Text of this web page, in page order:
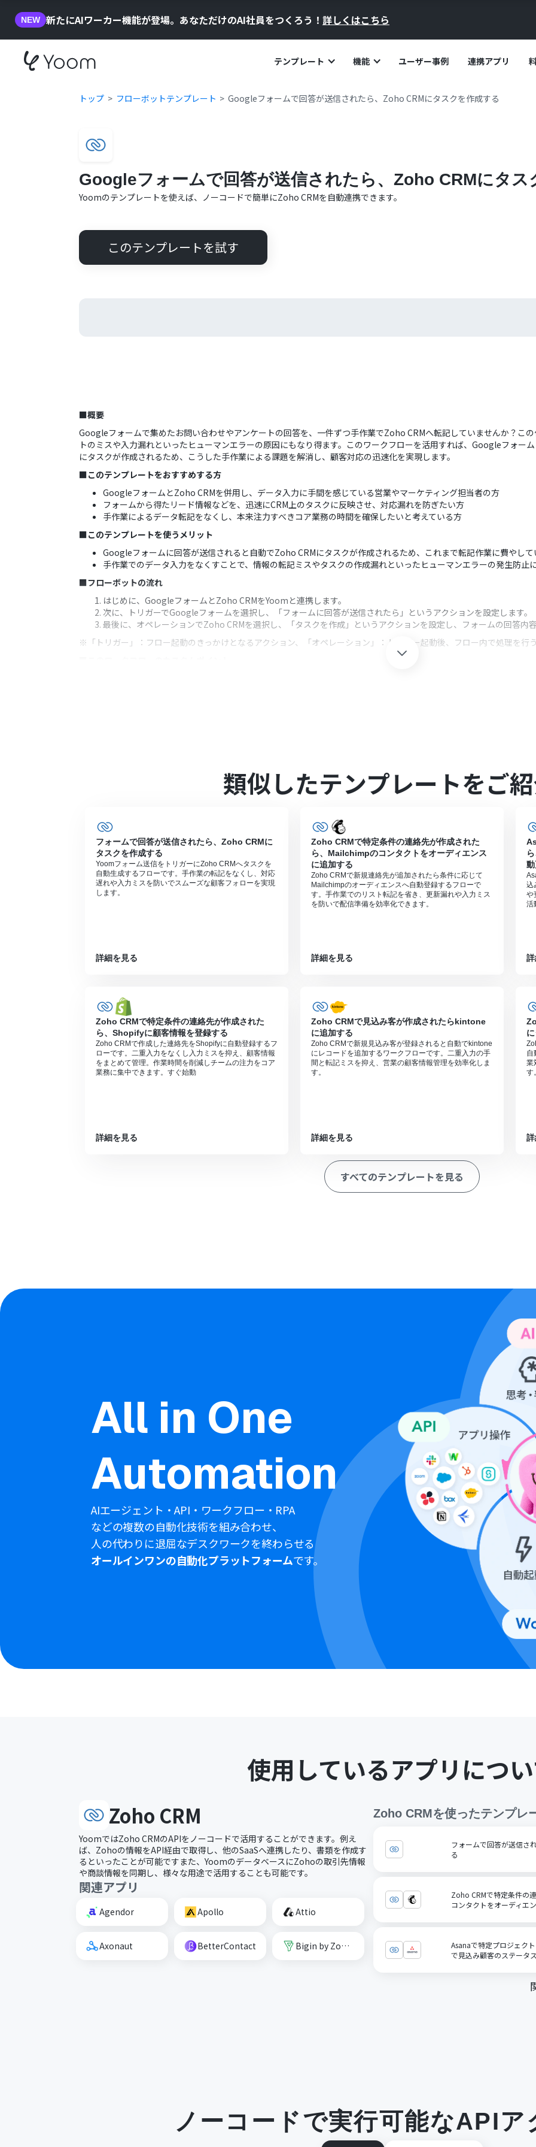
NEW 新たにAIワーカー機能が登場。あなただけのAI社員をつくろう！ 詳しくはこちら
テンプレート 機能 ユーザー事例 連携アプリ
トップ フローボットテンプレート Googleフォームで回答が送信されたら、Zoho CRMにタスクを作成する
Googleフォームで回答が送信されたら、Zoho CRMにタス
Yoomのテンプレートを使えば、ノーコードで簡単にZoho CRMを自動連携できます。
このテンプレートを試す
■概要
Googleフォームで集めたお問い合わせやアンケートの回答を、一件ずつ手作業でZoho CRMへ転記していませんか？こ
トのミスや入力漏れといったヒューマンエラーの原因にもなり得ます。このワークフローを活用すれば、Googleフォー
にタスクが作成されるため、こうした手作業による課題を解消し、顧客対応の迅速化を実現します。
■このテンプレートをおすすめする方
GoogleフォームとZoho CRMを併用し、データ入力に手間を感じている営業やマーケティング担当者の方
フォームから得たリード情報などを、迅速にCRM上のタスクに反映させ、対応漏れを防ぎたい方
手作業によるデータ転記をなくし、本来注力すべきコア業務の時間を確保したいと考えている方
■このテンプレートを使うメリット
Googleフォームに回答が送信されると自動でZoho CRMにタスクが作成されるため、これまで転記作業に費やし
手作業でのデータ入力をなくすことで、情報の転記ミスやタスクの作成漏れといったヒューマンエラーの発生防止
■フローボットの流れ
はじめに、GoogleフォームとZoho CRMをYoomと連携します。
次に、トリガーでGoogleフォームを選択し、「フォームに回答が送信されたら」というアクションを設定します。
最後に、オペレーションでZoho CRMを選択し、「タスクを作成」というアクションを設定し、フォームの回答内
※「トリガー」：フロー起動のきっかけとなるアクション、「オペレーション」：トリガー起動後、フロー内で処理を行
類似したテンプレートをご
フォームで回答が送信されたら、Zoho CRMに
タスクを作成する
Yoomフォーム送信をトリガーにZoho CRMへタスクを
自動生成するフローです。手作業の転記をなくし、対応
遅れや入力ミスを防いでスムーズな顧客フォローを実現
します。
詳細を見る
Zoho CRMで特定条件の連絡先が作成された
ら、Mailchimpのコンタクトをオーディエンス
に追加する
Zoho CRMで新規連絡先が追加されたら条件に応じて
Mailchimpのオーディエンスへ自動登録するフローで
す。手作業でのリスト転記を省き、更新漏れや入力ミス
を防いで配信準備を効率化できます。
詳細を見る
込
や
活
Zoho CRMで特定条件の連絡先が作成された
ら、Shopifyに顧客情報を登録する
Zoho CRMで作成した連絡先をShopifyに自動登録するフ
ローです。二重入力をなくし入力ミスを抑え、顧客情報
をまとめて管理。作業時間を削減しチームの注力をコア
業務に集中できます。すぐ始動
詳細を見る
Zoho CRMで見込み客が作成されたらkintone
に追加する
Zoho CRMで新規見込み客が登録されると自動でkintone
にレコードを追加するワークフローです。二重入力の手
間と転記ミスを抑え、営業の顧客情報管理を効率化しま
す。
詳細を見る
自
業
す
すべてのテンプレートを見る
All in One
Automation
AIエージェント・API・ワークフロー・RPA
などの複数の自動化技術を組み合わせ、
人の代わりに退屈なデスクワークを終わらせる
オールインワンの自動化プラットフォームです。
使用しているアプリにつ
Zoho CRM
YoomではZoho CRMのAPIをノーコードで活用することができます。例え
ば、Zohoの情報をAPI経由で取得し、他のSaaSへ連携したり、書類を作成す
るといったことが可能ですまた、YoomのデータベースにZohoの取引先情報
や商談情報を同期し、様々な用途で活用することも可能です。
関連アプリ
Agendor Apollo Attio
Axonaut BetterContact Bigin by Zoho CRM
Zoho CRMを使ったテンプレ
フォームで回答が送信さ
る
Zoho CRMで特定条件の
コンタクトをオーディエ
Asanaで特定プロジェク
で見込み顧客のステータ
ノーコードで実行可能なAPIア